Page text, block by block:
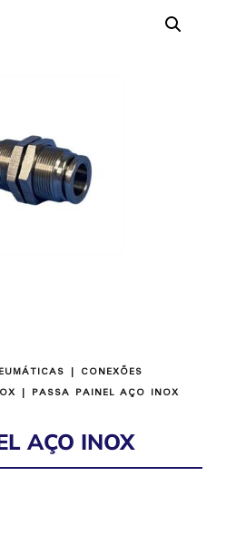
| CONEXÕES
| PASSA PAINEL AÇO INOX
AÇO INOX